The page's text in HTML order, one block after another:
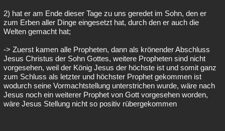
2) hat er am Ende dieser Tage zu uns geredet im Sohn, den er
zum Erben aller Dinge eingesetzt hat, durch den er auch die
Welten gemacht hat;
-> Zuerst kamen alle Propheten, dann als krönender Abschluss
Jesus Christus der Sohn Gottes, weitere Propheten sind nicht
vorgesehen, weil der König Jesus der höchste ist und somit ganz
zum Schluss als letzter und höchster Prophet gekommen ist
wodurch seine Vormachtstellung unterstrichen wurde, wäre nach
Jesus noch ein weiterer Prophet von Gott vorgesehen worden,
wäre Jesus Stellung nicht so positiv rübergekommen